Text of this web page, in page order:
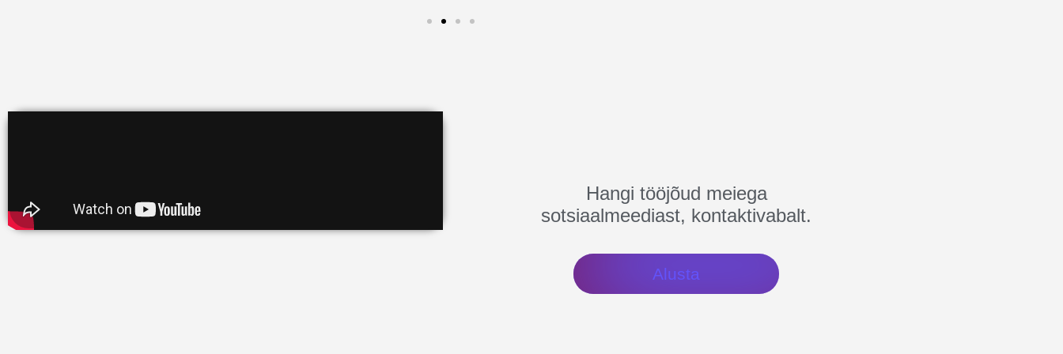
Hangi tööjõud meiega
sotsiaalmeediast, kontaktivabalt.
Alusta